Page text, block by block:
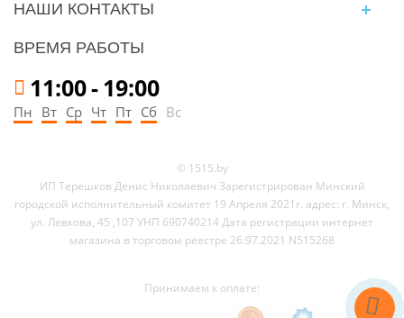
НАШИ КОНТАКТЫ
ВРЕМЯ РАБОТЫ
11:00-19:00
Пн Вт Ср Чт Пт Сб Вс
© 1515.by
ИП Терешков Денис Николаевич Зарегистрирован Минский
городской исполнительный комитет 19 Апреля 2021г. адрес: г. Минск,
ул. Левкова, 45 ,107 УНП 690740214 Дата регистрации интернет
магазина в торговом реестре 26.97.2021 N515268
Принимаем к оплате: